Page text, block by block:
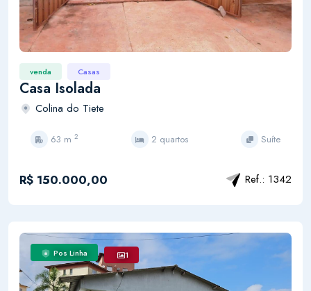
venda Casas
Casa Isolada
Colina do Tiete
63 m 2 2 quartos Suíte
R$ 150.000,00 Ref.: 1342
Pos Linha 1